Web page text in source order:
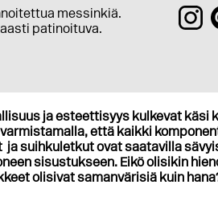
messinkiä.
patinoituva.
ja esteettisyys kulkevat käsi
että kaikki
ja suihkuletkut ovat saatavilla
sisustukseen. Eikö olisikin
olisivat samanvärisiä kuin